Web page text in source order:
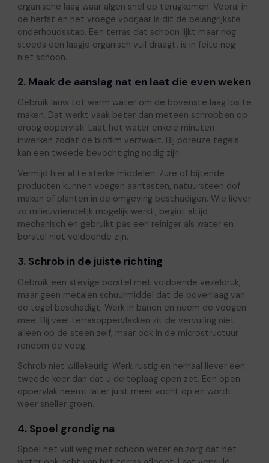
organische laag waar algen snel op terugkomen. Vooral in
de herfst en het vroege voorjaar is dit de belangrijkste
onderhoudsstap. Een terras dat schoon lijkt maar nog
steeds een laagje organisch vuil draagt, is in feite nog
niet schoon.
2. Maak de aanslag nat en laat die even weken
Gebruik lauw tot warm water om de bovenste laag los te
maken. Dat werkt vaak beter dan meteen schrobben op
droog oppervlak. Laat het water enkele minuten
inwerken zodat de biofilm verzwakt. Bij poreuze tegels
kan een tweede bevochtiging nodig zijn.
Vermijd hier al te sterke middelen. Zure of bijtende
producten kunnen voegen aantasten, natuursteen dof
maken of planten in de omgeving beschadigen. Wie liever
zo milieuvriendelijk mogelijk werkt, begint altijd
mechanisch en gebruikt pas een reiniger als water en
borstel niet voldoende zijn.
3. Schrob in de juiste richting
Gebruik een stevige borstel met voldoende vezeldruk,
maar geen metalen schuurmiddel dat de bovenlaag van
de tegel beschadigt. Werk in banen en neem de voegen
mee. Bij veel terrasoppervlakken zit de vervuiling niet
alleen op de steen zelf, maar ook in de microstructuur
rondom de voeg.
Schrob niet willekeurig. Werk rustig en herhaal liever een
tweede keer dan dat u de toplaag open zet. Een open
oppervlak neemt later juist meer vocht op en wordt
weer sneller groen.
4. Spoel grondig na
Spoel het vuil weg met schoon water en zorg dat het